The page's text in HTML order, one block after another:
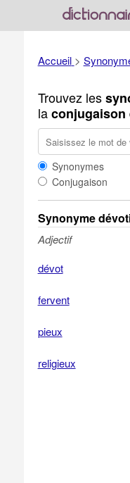
Accueil >
Trouvez les
laconjugaison
Synonymes
Conjugaison
Synonyme
Adjectif
dévot
fervent
pieux
religieux